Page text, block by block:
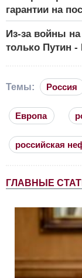
гарантии на
Из-за войны
только Путин -
Темы: Россия
Европа
российская
ГЛАВНЫЕ